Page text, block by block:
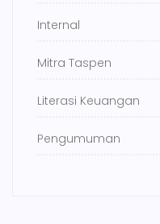
Internal
Mitra Taspen
Literasi Keuangan
Pengumuman